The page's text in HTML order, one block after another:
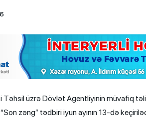
üzrə Dövlət Agentliyinin müvafiq
zəng” tədbiri iyun ayının 13-də